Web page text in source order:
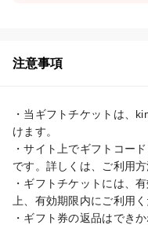
注意事項
・当ギフトチケットは、
けます。
・サイト上でギフトコー
です。詳しくは、ご利用
・ギフトチケットには、
上、有効期限内にご利用く
・ギフト券の返品はできか